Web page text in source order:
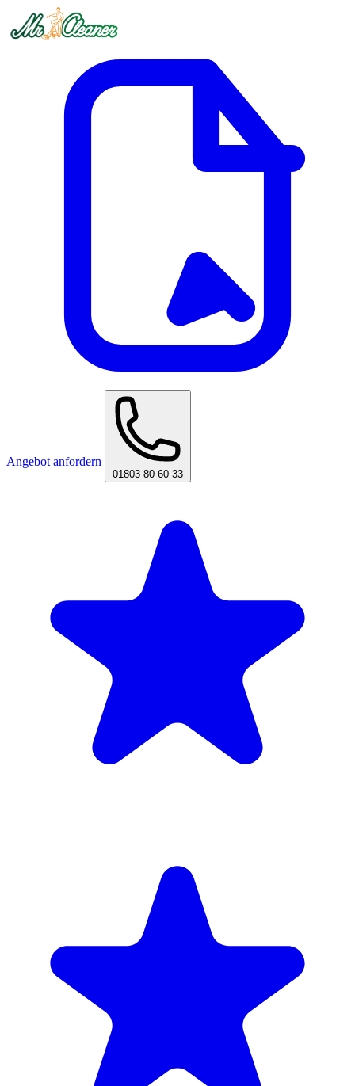
Angebot anfordern
01803 80 60 33